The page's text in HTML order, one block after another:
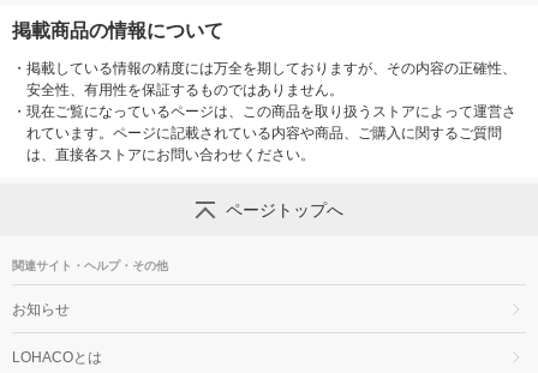
掲載商品の情報について
・ 掲載している情報の精度には万全を期しておりますが、その内容の正確性、
安全性、有用性を保証するものではありません。
・ 現在ご覧になっているページは、この商品を取り扱うストアによって運営さ
れています。ページに記載されている内容や商品、ご購入に関するご質問
は、直接各ストアにお問い合わせください。
ページトップへ
関連サイト・ヘルプ・その他
お知らせ
LOHACOとは